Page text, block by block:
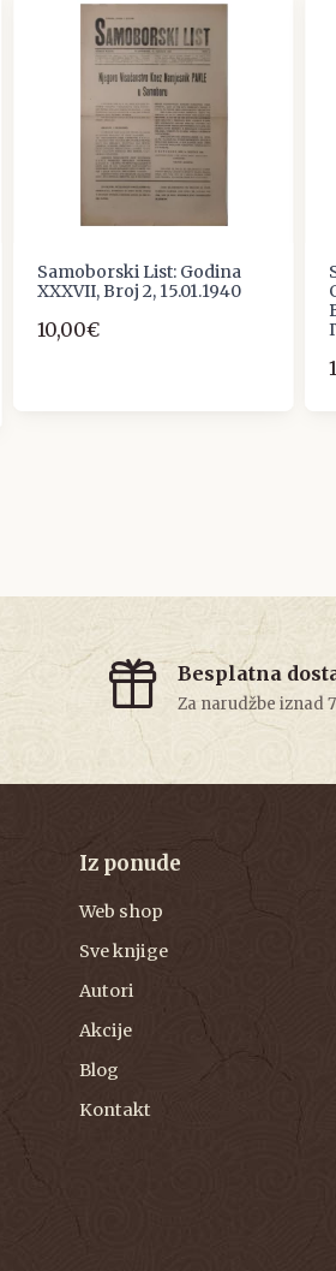
Samoborski List: Godina
XXXVII, Broj 2, 15.01.1940
10,00€
Besplatna
Za narudžbe iznad
Iz ponude
Web shop
Sve knjige
Autori
Akcije
Blog
Kontakt